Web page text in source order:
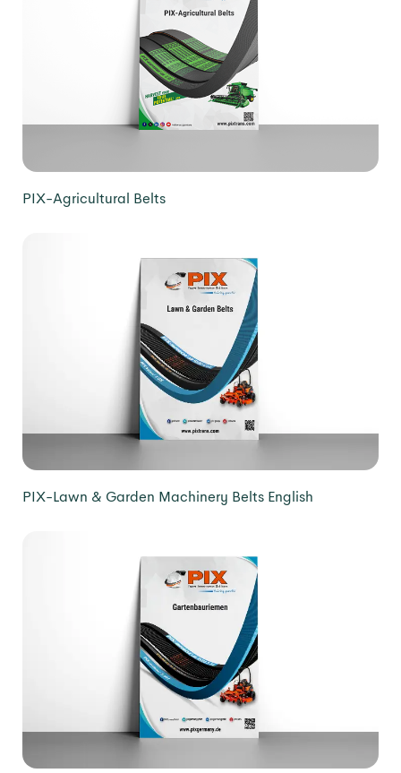
PIX-Agricultural Belts
PIX-Lawn & Garden Machinery Belts English